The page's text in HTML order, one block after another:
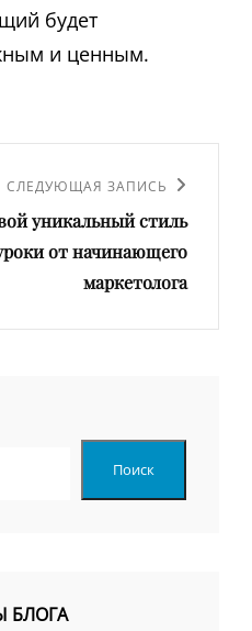
будет
и ценным.
СЛЕДУЮЩАЯ ЗАПИСЬ
уникальный стиль
от начинающего
маркетолога
Поиск
БЛОГА